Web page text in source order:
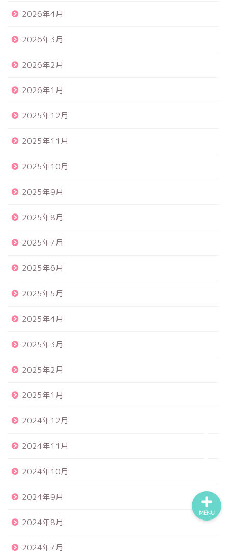
2026年4月
2026年3月
2026年2月
2026年1月
2025年12月
2025年11月
2025年10月
2025年9月
2025年8月
2025年7月
2025年6月
2025年5月
2025年4月
2025年3月
2025年2月
2025年1月
2024年12月
2024年11月
2024年10月
2024年9月
2024年8月
2024年7月
MENU